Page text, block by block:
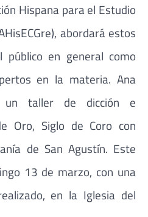
Hispana para el Estudio
abordará estos
en general como
en la materia. Ana
un taller de dicción e
Oro, Siglo de Coro con
de San Agustín. Este
13 de marzo, con una
en la Iglesia del